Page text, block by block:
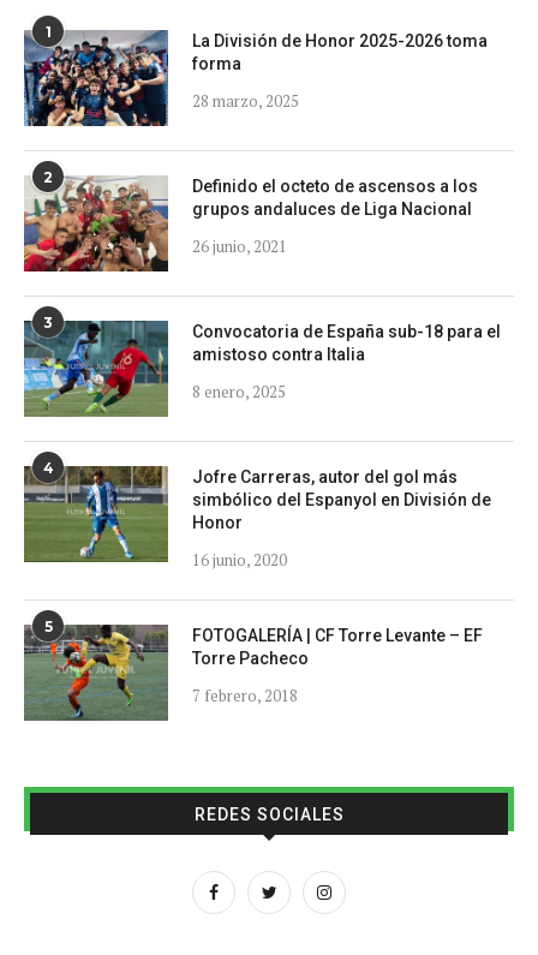
1
La División de Honor 2025-2026 toma
forma
28 marzo, 2025
2
Definido el octeto de ascensos a los
grupos andaluces de Liga Nacional
26 junio, 2021
3
Convocatoria de España sub-18 para el
amistoso contra Italia
8 enero, 2025
4
Jofre Carreras, autor del gol más
simbólico del Espanyol en División de
Honor
16 junio, 2020
5
FOTOGALERÍA | CF Torre Levante – EF
Torre Pacheco
7 febrero, 2018
REDES SOCIALES